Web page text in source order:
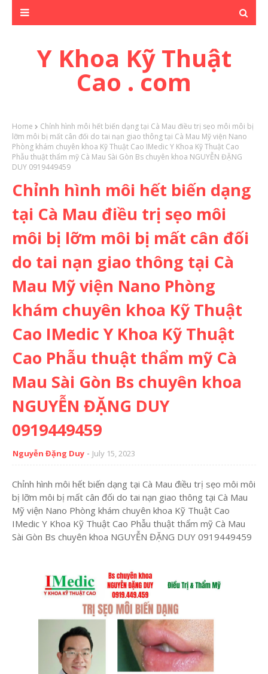
Y Khoa Kỹ Thuật
Cao . com
Home
Chỉnh hình môi hết biến dạng tại Cà Mau điều trị sẹo môi môi bị
lỡm môi bị mất cân đối do tai nạn giao thông tại Cà Mau Mỹ viện Nano
Phòng khám chuyên khoa Kỹ Thuật Cao IMedic Y Khoa Kỹ Thuật Cao
Phẫu thuật thẩm mỹ Cà Mau Sài Gòn Bs chuyên khoa NGUYỄN ĐẶNG
DUY 0919449459
Chỉnh hình môi hết biến dạng
tại Cà Mau điều trị sẹo môi
môi bị lỡm môi bị mất cân đối
do tai nạn giao thông tại Cà
Mau Mỹ viện Nano Phòng
khám chuyên khoa Kỹ Thuật
Cao IMedic Y Khoa Kỹ Thuật
Cao Phẫu thuật thẩm mỹ Cà
Mau Sài Gòn Bs chuyên khoa
NGUYỄN ĐẶNG DUY
0919449459
Nguyễn Đặng Duy July 15, 2023
Chỉnh hình môi hết biến dạng tại Cà Mau điều trị sẹo môi môi
bị lỡm môi bị mất cân đối do tai nạn giao thông tại Cà Mau
Mỹ viện Nano Phòng khám chuyên khoa Kỹ Thuật Cao
IMedic Y Khoa Kỹ Thuật Cao Phẫu thuật thẩm mỹ Cà Mau
Sài Gòn Bs chuyên khoa NGUYỄN ĐẶNG DUY 0919449459